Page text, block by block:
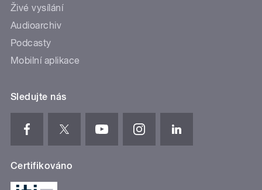
Živé vysílání
Audioarchiv
Podcasty
Mobilní aplikace
Sledujte nás
Certifikováno